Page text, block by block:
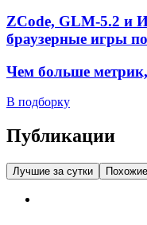
ZCode, GLM-5.2 и
браузерные игры
Чем больше
В подборку
Публикации
Лучшие за сутки Похожие